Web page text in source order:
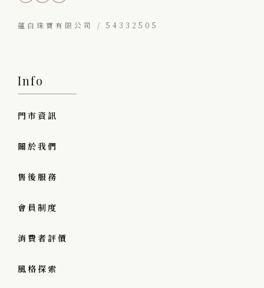
蘊白珠寶有限公司 / 54332505
Info
門市資訊
關於我們
售後服務
會員制度
消費者評價
風格探索